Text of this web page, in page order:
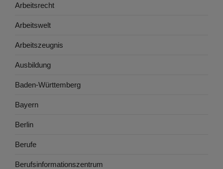
Arbeitsrecht
Arbeitswelt
Arbeitszeugnis
Ausbildung
Baden-Württemberg
Bayern
Berlin
Berufe
Berufsinformationszentrum